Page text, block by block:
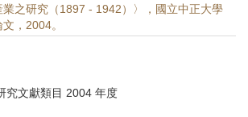
業之研究（1897 - 1942）〉，國立中正大學
，2004。
究文獻類目 2004 年度